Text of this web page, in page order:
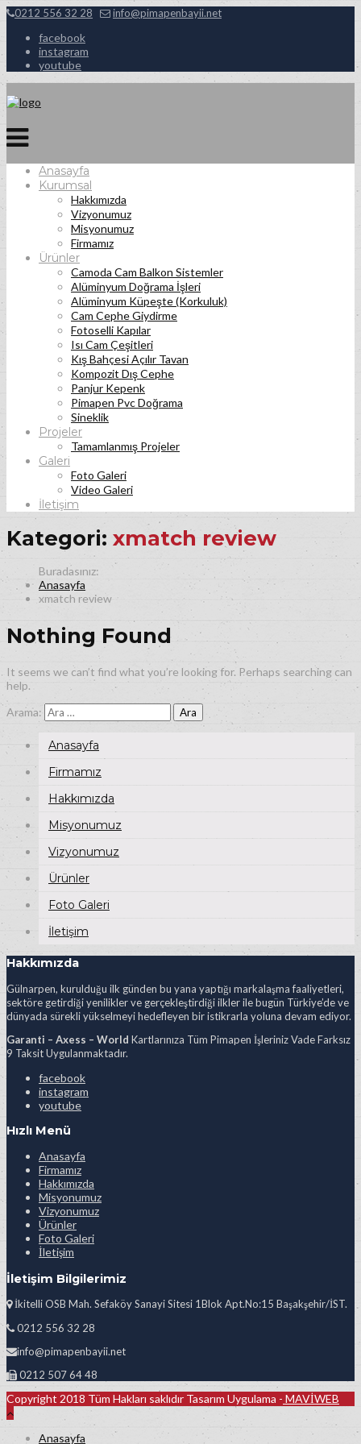
0212 556 32 28 info@pimapenbayii.net
facebook
instagram
youtube
Anasayfa
Kurumsal
Hakkımızda
Vizyonumuz
Misyonumuz
Firmamız
Ürünler
Camoda Cam Balkon Sistemler
Alüminyum Doğrama İşleri
Alüminyum Küpeşte (Korkuluk)
Cam Cephe Giydirme
Fotoselli Kapılar
Isı Cam Çeşitleri
Kış Bahçesi Açılır Tavan
Kompozit Dış Cephe
Panjur Kepenk
Pimapen Pvc Doğrama
Sineklik
Projeler
Tamamlanmış Projeler
Galeri
Foto Galeri
Video Galeri
İletişim
Kategori: xmatch review
Anasayfa
xmatch review
Nothing Found
It seems we can’t find what you’re looking for. Perhaps searching can
help.
Arama:
Anasayfa
Firmamız
Hakkımızda
Misyonumuz
Vizyonumuz
Ürünler
Foto Galeri
İletişim
Hakkımızda
Gülnarpen, kurulduğu ilk günden bu yana yaptığı markalaşma faaliyetleri,
sektöre getirdiği yenilikler ve gerçekleştirdiği ilkler ile bugün Türkiye’de ve
dünyada sürekli yükselmeyi hedefleyen bir istikrarla yoluna devam ediyor.
Garanti – Axess – World Kartlarınıza Tüm Pimapen İşleriniz Vade Farksız
9 Taksit Uygulanmaktadır.
facebook
instagram
youtube
Hızlı Menü
Anasayfa
Firmamız
Hakkımızda
Misyonumuz
Vizyonumuz
Ürünler
Foto Galeri
İletişim
İletişim Bilgilerimiz
İkitelli OSB Mah. Sefaköy Sanayi Sitesi 1Blok Apt.No:15 Başakşehir/İST.
0212 556 32 28
info@pimapenbayii.net
0212 507 64 48
Copyright 2018 Tüm Hakları saklıdır Tasarım Uygulama - MAVİWEB
Anasayfa